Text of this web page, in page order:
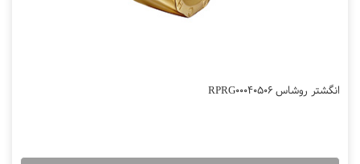
انگشتر روشاس RPRG00040506